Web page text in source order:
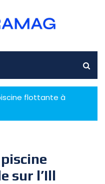
flottante à
sur l’Ill